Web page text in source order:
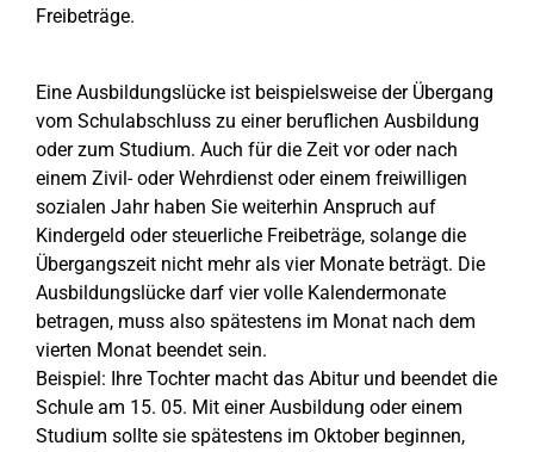
Freibeträge.
Eine Ausbildungslücke ist beispielsweise der Übergang
vom Schulabschluss zu einer beruflichen Ausbildung
oder zum Studium. Auch für die Zeit vor oder nach
einem Zivil- oder Wehrdienst oder einem freiwilligen
sozialen Jahr haben Sie weiterhin Anspruch auf
Kindergeld oder steuerliche Freibeträge, solange die
Übergangszeit nicht mehr als vier Monate beträgt. Die
Ausbildungslücke darf vier volle Kalendermonate
betragen, muss also spätestens im Monat nach dem
vierten Monat beendet sein.
Beispiel: Ihre Tochter macht das Abitur und beendet die
Schule am 15. 05. Mit einer Ausbildung oder einem
Studium sollte sie spätestens im Oktober beginnen,